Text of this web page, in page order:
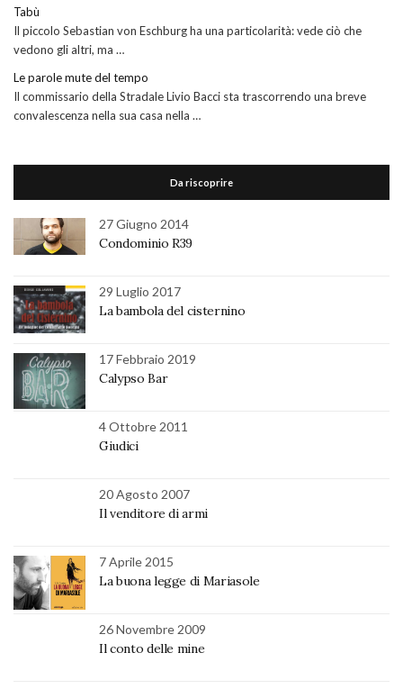
Tabù
Il piccolo Sebastian von Eschburg ha una particolarità: vede ciò che
vedono gli altri, ma …
Le parole mute del tempo
Il commissario della Stradale Livio Bacci sta trascorrendo una breve
convalescenza nella sua casa nella …
Da riscoprire
27 Giugno 2014
Condominio R39
29 Luglio 2017
La bambola del cisternino
17 Febbraio 2019
Calypso Bar
4 Ottobre 2011
Giudici
20 Agosto 2007
Il venditore di armi
7 Aprile 2015
La buona legge di Mariasole
26 Novembre 2009
Il conto delle mine